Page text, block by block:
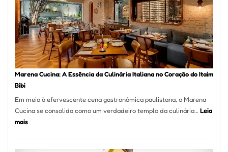
Escolher
o
Forno
Ideal
para
sua
Pizzaria
Marena Cucina: A Essência da Culinária Italiana no Coração do Itaim
Bibi
Em meio à efervescente cena gastronômica paulistana, o Marena
Cucina se consolida como um verdadeiro templo da culinária… Leia
mais: